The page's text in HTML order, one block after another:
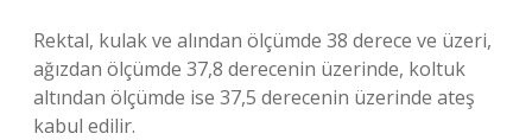
Rektal, kulak ve alından ölçümde 38 derece ve üzeri,
ağızdan ölçümde 37,8 derecenin üzerinde, koltuk
altından ölçümde ise 37,5 derecenin üzerinde ateş
kabul edilir.